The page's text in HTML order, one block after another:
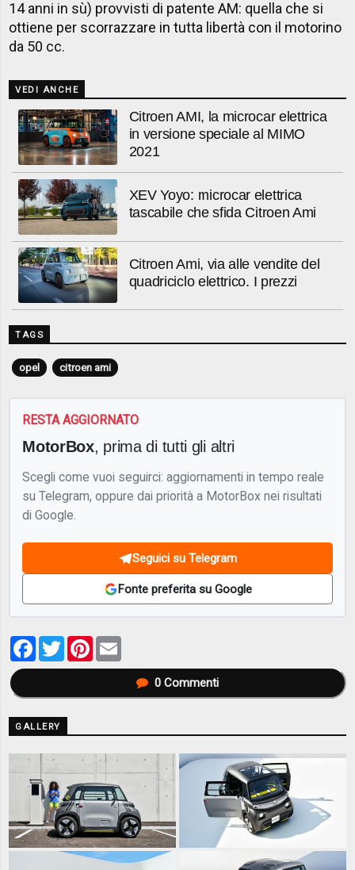
14 anni in sù) provvisti di patente AM: quella che si
ottiene per scorrazzare in tutta libertà con il motorino
da 50 cc.
VEDI ANCHE
Citroen AMI, la microcar elettrica
in versione speciale al MIMO
2021
XEV Yoyo: microcar elettrica
tascabile che sfida Citroen Ami
Citroen Ami, via alle vendite del
quadriciclo elettrico. I prezzi
TAGS
opel citroen ami
RESTA AGGIORNATO
MotorBox, prima di tutti gli altri
Scegli come vuoi seguirci: aggiornamenti in tempo reale
su Telegram, oppure dai priorità a MotorBox nei risultati
di Google.
Seguici su Telegram
Fonte preferita su Google
Facebook
TwitterPinterest
0Commenti
GALLERY